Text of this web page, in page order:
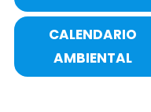
CALENDARIO
AMBIENTAL